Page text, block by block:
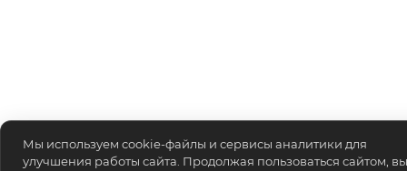
Мы используем cookie-файлы и сервисы аналитики для
улучшения работы сайта. Продолжая пользоваться сайтом, вы